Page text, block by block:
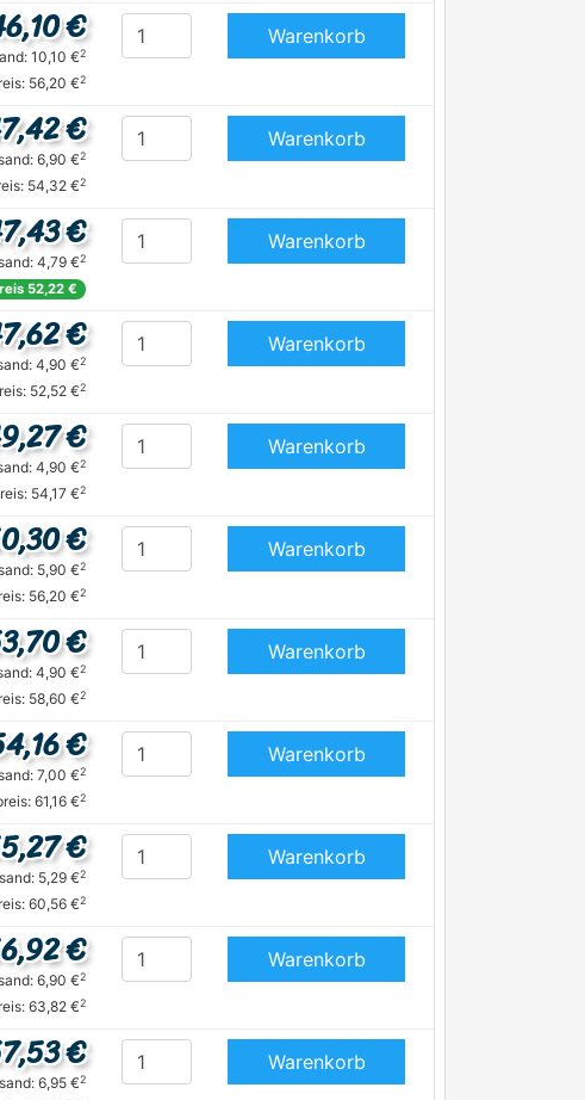
€
10,10 €2
56,20 €2
Warenkorb
€
6,90 €2
54,32 €2
Warenkorb
€
4,79 €2
52,22 €
Warenkorb
€
4,90 €2
52,52 €2
Warenkorb
€
4,90 €2
54,17 €2
Warenkorb
€
5,90 €2
56,20 €2
Warenkorb
€
4,90 €2
58,60 €2
Warenkorb
€
7,00 €2
61,16 €2
Warenkorb
€
5,29 €2
60,56 €2
Warenkorb
€
6,90 €2
63,82 €2
Warenkorb
€
6,95 €2
Warenkorb